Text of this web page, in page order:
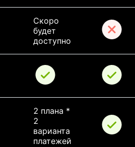
Скоро
будет
доступно
2 плана *
2
варианта
платежей